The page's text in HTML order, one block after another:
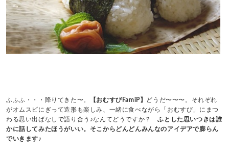
ふふふ・・・降りてきた〜。 【おむすびFamiP】
どうだ〜〜〜。それぞれ
がオムスビにぎって造形も楽しみ、一緒に食べながら「おむすび」にまつ
わる思い出ばなしで語り合う♪なんてどうですか？ふとした思いつきは誰
かに話してみたほうがいい。そこからどんどんみんなのアイデアで膨らん
でいきます♪